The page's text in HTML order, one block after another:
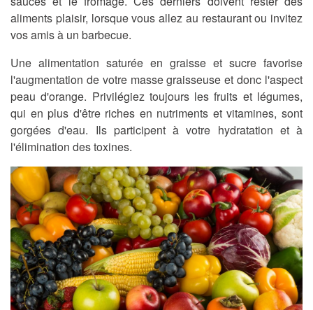
aliments plaisir, lorsque vous allez au restaurant ou invitez
vos amis à un barbecue.
Une alimentation saturée en graisse et sucre favorise
l'augmentation de votre masse graisseuse et donc l'aspect
peau d'orange. Privilégiez toujours les fruits et légumes,
qui en plus d'être riches en nutriments et vitamines, sont
gorgées d'eau. Ils participent à votre hydratation et à
l'élimination des toxines.